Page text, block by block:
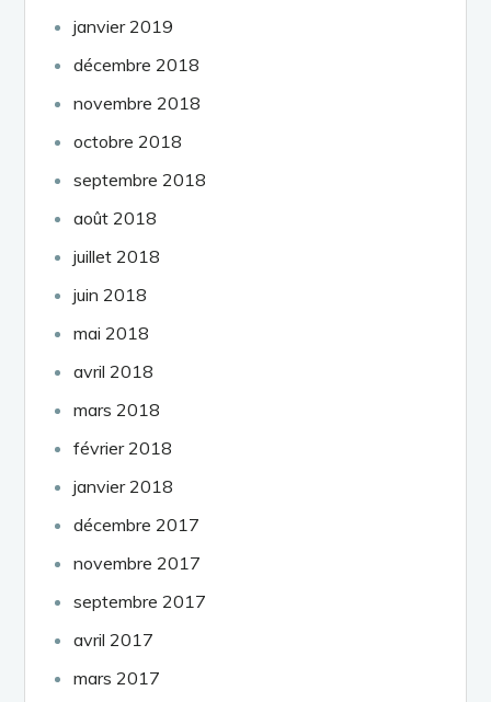
janvier 2019
décembre 2018
novembre 2018
octobre 2018
septembre 2018
août 2018
juillet 2018
juin 2018
mai 2018
avril 2018
mars 2018
février 2018
janvier 2018
décembre 2017
novembre 2017
septembre 2017
avril 2017
mars 2017